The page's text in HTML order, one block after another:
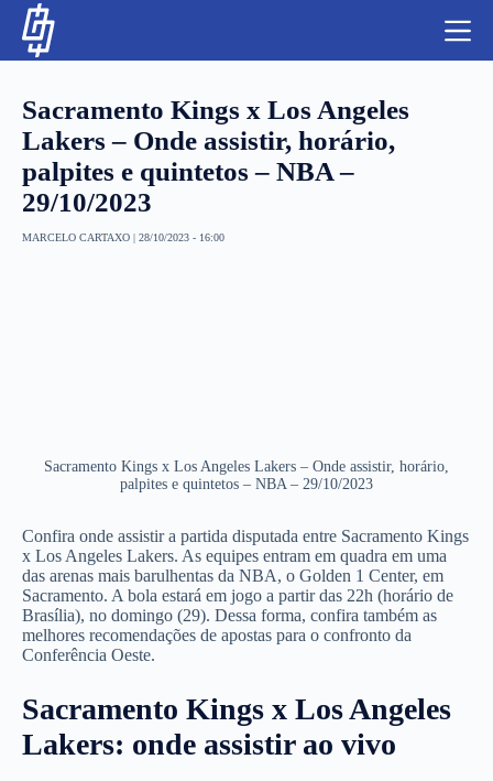
LUTAS E MMA
Sacramento Kings x Los Angeles
Lakers – Onde assistir, horário,
palpites e quintetos – NBA –
29/10/2023
MARCELO CARTAXO | 28/10/2023 - 16:00
Sacramento Kings x Los Angeles Lakers – Onde assistir, horário,
palpites e quintetos – NBA – 29/10/2023
Confira onde assistir a partida disputada entre Sacramento Kings
x Los Angeles Lakers. As equipes entram em quadra em uma
das arenas mais barulhentas da NBA, o Golden 1 Center, em
Sacramento. A bola estará em jogo a partir das 22h (horário de
Brasília), no domingo (29). Dessa forma, confira também as
melhores recomendações de apostas para o confronto da
Conferência Oeste.
Sacramento Kings x Los Angeles
Lakers: onde assistir ao vivo